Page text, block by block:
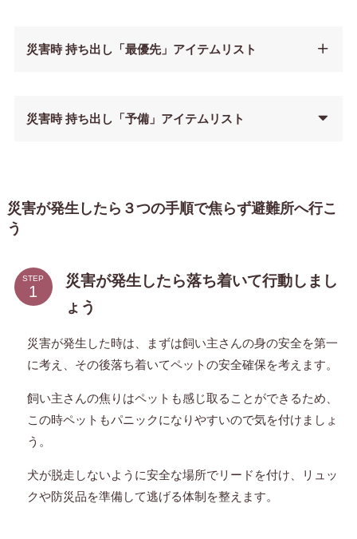
災害時 持ち出し「最優先」アイテムリスト
災害時 持ち出し「予備」アイテムリスト
災害が発生したら３つの手順で焦らず避難所へ行こ
う
STEP
災害が発生したら落ち着いて行動しまし
ょう
災害が発生した時は、まずは飼い主さんの身の安全を第一
に考え、その後落ち着いてペットの安全確保を考えます。
飼い主さんの焦りはペットも感じ取ることができるため、
この時ペットもパニックになりやすいので気を付けましょ
う。
犬が脱走しないように安全な場所でリードを付け、リュッ
クや防災品を準備して逃げる体制を整えます。